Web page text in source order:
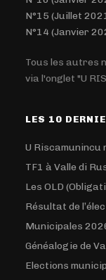
N°15 (Juillet
N°14 (Janvier
Tous les autres
via l'onglet "U
LES 10
U Riscamunincu
TF1 à Valle di
Les OLD
Résultat de
Municipales
Généalogie de
Elections